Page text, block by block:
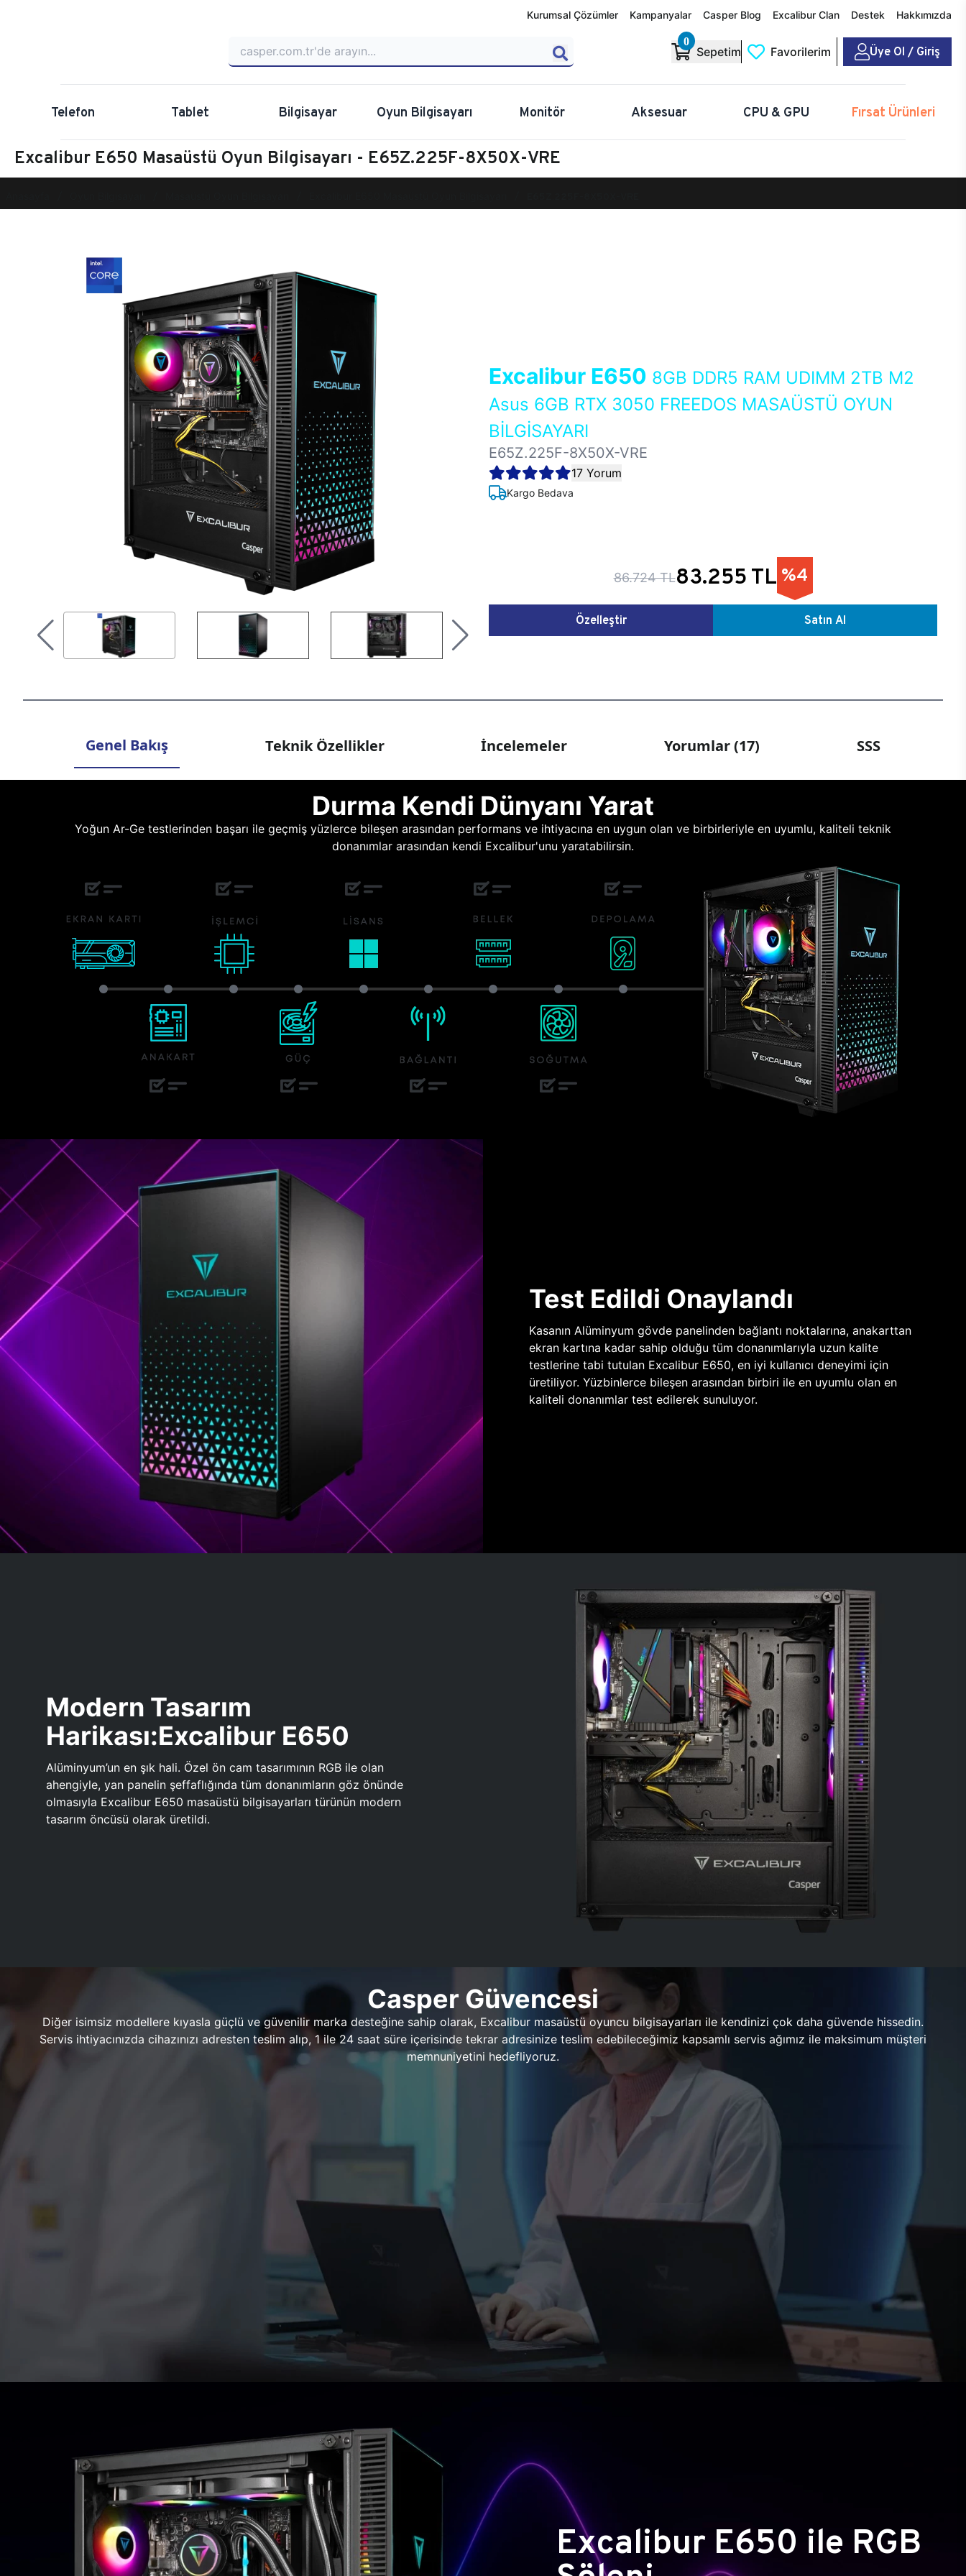
Kurumsal Çözümler Kampanyalar Casper Blog Excalibur Clan Destek Hakkımızda
0
Sepetim Favorilerim Üye Ol / Giriş
Telefon Tablet Bilgisayar Oyun Bilgisayarı Monitör Aksesuar CPU & GPU Fırsat Ürünleri
Excalibur E650 Masaüstü Oyun Bilgisayarı - E65Z.225F-8X50X-VRE
Excalibur E650 8GB DDR5 RAM UDIMM 2TB M2
Asus 6GB RTX 3050 FREEDOS MASAÜSTÜ OYUN
BİLGİSAYARI
E65Z.225F-8X50X-VRE
17 Yorum
Kargo Bedava
86.724 TL83.255 TL %4
Özelleştir Satın Al
Genel Bakış Teknik Özellikler İncelemeler Yorumlar (17) SSS
Durma Kendi Dünyanı Yarat
Yoğun Ar-Ge testlerinden başarı ile geçmiş yüzlerce bileşen arasından performans ve ihtiyacına en uygun olan ve birbirleriyle en uyumlu, kaliteli teknik
donanımlar arasından kendi Excalibur'unu yaratabilirsin.
Test Edildi Onaylandı
Kasanın Alüminyum gövde panelinden bağlantı noktalarına, anakarttan
ekran kartına kadar sahip olduğu tüm donanımlarıyla uzun kalite
testlerine tabi tutulan Excalibur E650, en iyi kullanıcı deneyimi için
üretiliyor. Yüzbinlerce bileşen arasından birbiri ile en uyumlu olan en
kaliteli donanımlar test edilerek sunuluyor.
Modern Tasarım
Harikası:Excalibur E650
Alüminyum’un en şık hali. Özel ön cam tasarımının RGB ile olan
ahengiyle, yan panelin şeffaflığında tüm donanımların göz önünde
olmasıyla Excalibur E650 masaüstü bilgisayarları türünün modern
tasarım öncüsü olarak üretildi.
Casper Güvencesi
Diğer isimsiz modellere kıyasla güçlü ve güvenilir marka desteğine sahip olarak, Excalibur masaüstü oyuncu bilgisayarları ile kendinizi çok daha güvende hissedin.
Servis ihtiyacınızda cihazınızı adresten teslim alıp, 1 ile 24 saat süre içerisinde tekrar adresinize teslim edebileceğimiz kapsamlı servis ağımız ile maksimum müşteri
memnuniyetini hedefliyoruz.
Excalibur E650 ile RGB